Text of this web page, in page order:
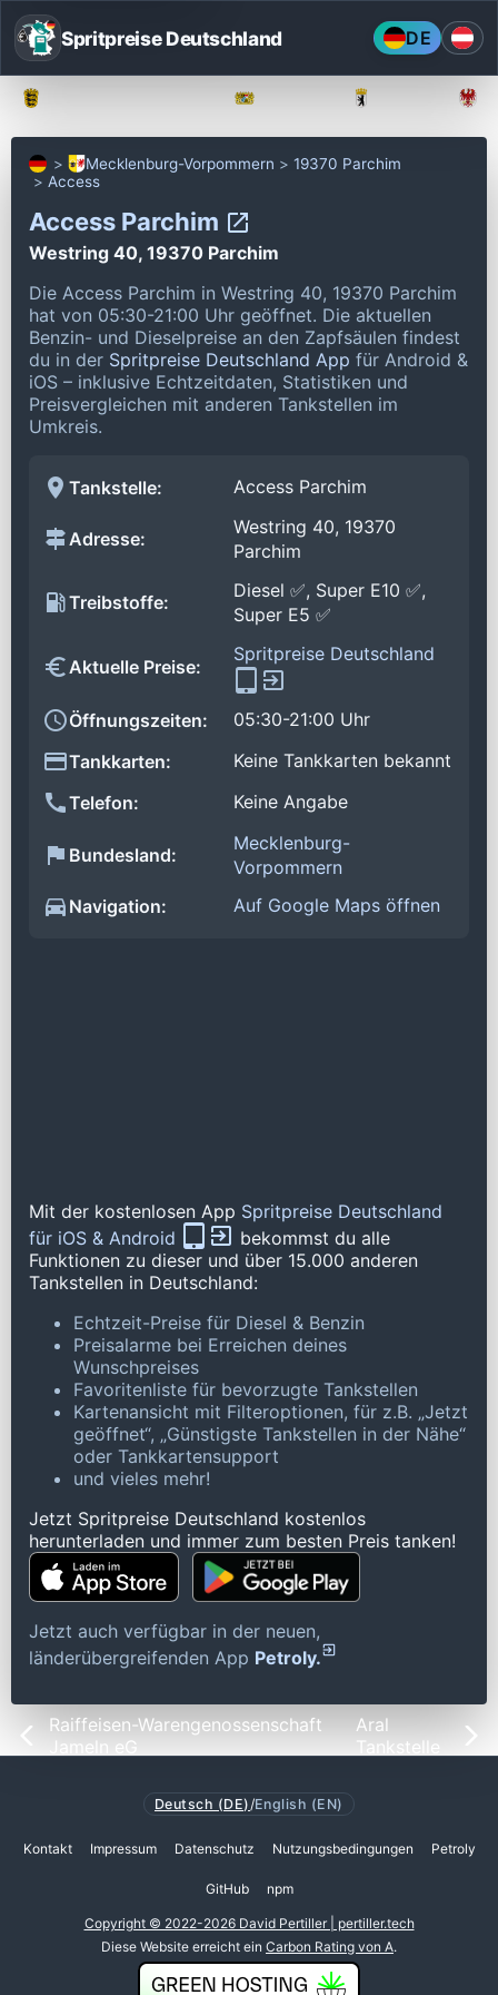
Spritpreise Deutschland DE
Mecklenburg-Vorpommern
19370 Parchim
Access
Access Parchim
Westring 40, 19370 Parchim
Die Access Parchim in Westring 40, 19370 Parchim
hat von 05:30-21:00 Uhr geöffnet. Die aktuellen
Benzin- und Dieselpreise an den Zapfsäulen findest
du in der Spritpreise Deutschland App für Android &
iOS – inklusive Echtzeitdaten, Statistiken und
Preisvergleichen mit anderen Tankstellen im
Umkreis.
Tankstelle: Access Parchim
Adresse:
Westring 40, 19370
Parchim
Treibstoffe:
Diesel ✅, Super E10 ✅,
Super E5 ✅
Aktuelle Preise:
Spritpreise Deutschland
Öffnungszeiten:
05:30-21:00 Uhr
Tankkarten:
Keine Tankkarten bekannt
Telefon:
Keine Angabe
Bundesland:
Mecklenburg-
Vorpommern
Navigation:
Auf Google Maps öffnen
Mit der kostenlosen App Spritpreise Deutschland
für iOS & Android
bekommst du alle
Funktionen zu dieser und über 15.000 anderen
Tankstellen in Deutschland:
Echtzeit-Preise für Diesel & Benzin
Preisalarme bei Erreichen deines
Wunschpreises
Favoritenliste für bevorzugte Tankstellen
Kartenansicht mit Filteroptionen, für z.B. „Jetzt
geöffnet“, „Günstigste Tankstellen in der Nähe“
oder Tankkartensupport
und vieles mehr!
Jetzt Spritpreise Deutschland kostenlos
herunterladen und immer zum besten Preis tanken!
Jetzt auch verfügbar in der neuen,
länderübergreifenden App Petroly.
Raiffeisen-Warengenossenschaft
Jameln eG
Aral
Tankstelle
Deutsch (DE) /English (EN)
Kontakt Impressum Datenschutz Nutzungsbedingungen Petroly
GitHub npm
Copyright © 2022-2026 David Pertiller | pertiller.tech
Diese Website erreicht ein Carbon Rating von A.